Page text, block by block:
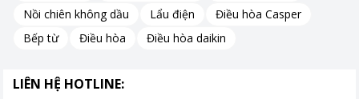
Nồi chiên không dầu
Lẩu điện
Điều hòa Casper
Bếp từ
Điều hòa Điều hòa daikin
LIÊN HỆ HOTLINE: